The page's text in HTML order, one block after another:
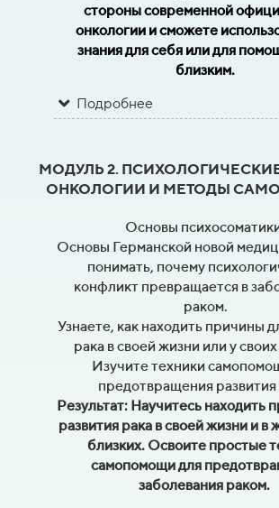
стороны современной
онкологии и сможете
знания для себя или для
близким.
Подробнее
МОДУЛЬ 2.
ОНКОЛОГИИ И МЕТОДЫ
Основы
Основы Германской новой
понимать, почему
конфликт превращается в
раком.
Узнаете, как находить причины
рака в своей жизни или у
Изучите техники
предотвращения развития
Результат: Научитесь находить
развития рака в своей жизни и в
близких. Освоите простые
самопомощи для
заболевания раком.